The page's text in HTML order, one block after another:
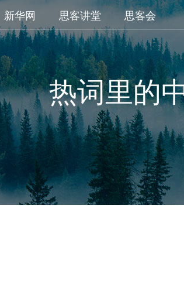
新华网 思客讲堂 思客会
热词里的